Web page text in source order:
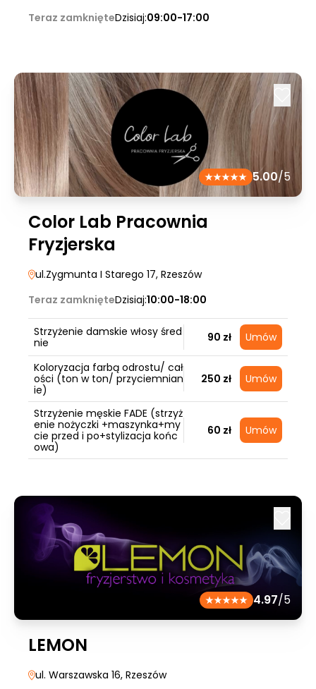
Teraz zamknięteDzisiaj:09:00-17:00
5.00/5
Color Lab Pracownia
Fryzjerska
ul.Zygmunta I Starego 17, Rzeszów
Teraz zamknięteDzisiaj:10:00-18:00
Strzyżenie damskie włosy śred
nie
90 zł Umów
Koloryzacja farbą odrostu/ cał
ości (ton w ton/ przyciemnian
ie)
250 zł Umów
Strzyżenie męskie FADE (strzyż
enie nożyczki +maszynka+my
cie przed i po+stylizacja końc
owa)
60 zł Umów
4.97/5
LEMON
ul. Warszawska 16, Rzeszów